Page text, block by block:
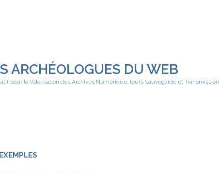
ARCHÉOLOGUES DU WEB
pour la Valorisation des Archives Numérique, leurs Sauvegarde et Transmission.
EXEMPLES